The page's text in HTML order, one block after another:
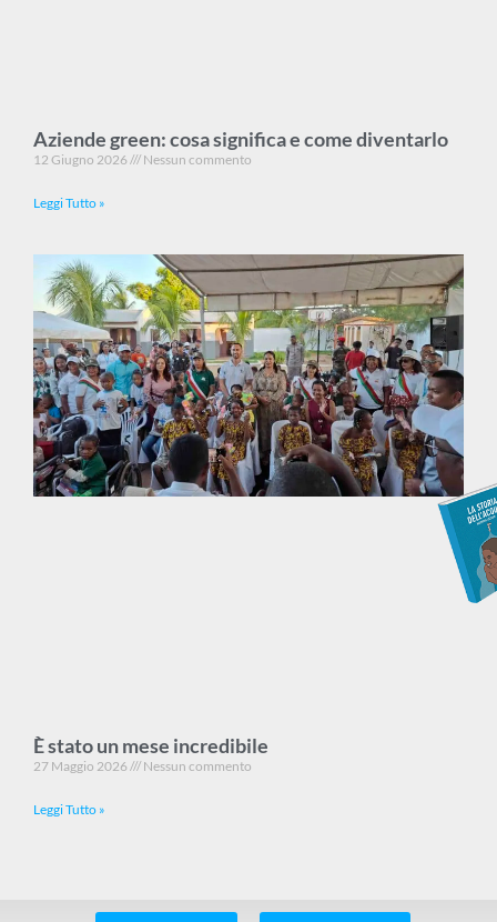
Aziende green: cosa significa e come diventarlo
12 Giugno 2026 Nessun commento
Leggi Tutto »
È stato un mese incredibile
27 Maggio 2026 Nessun commento
Leggi Tutto »